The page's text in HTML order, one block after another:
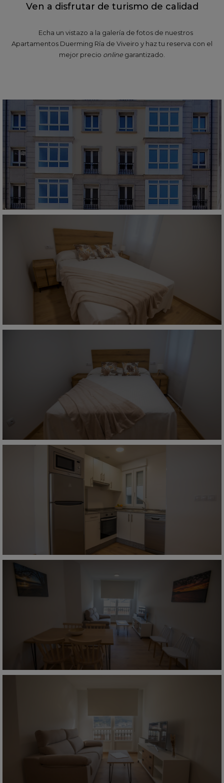
Ven a disfrutar de turismo de calidad
Echa un vistazo a la galería de fotos de nuestros
Apartamentos Duerming Ría de Viveiro y haz tu reserva con el
mejor precio online garantizado.